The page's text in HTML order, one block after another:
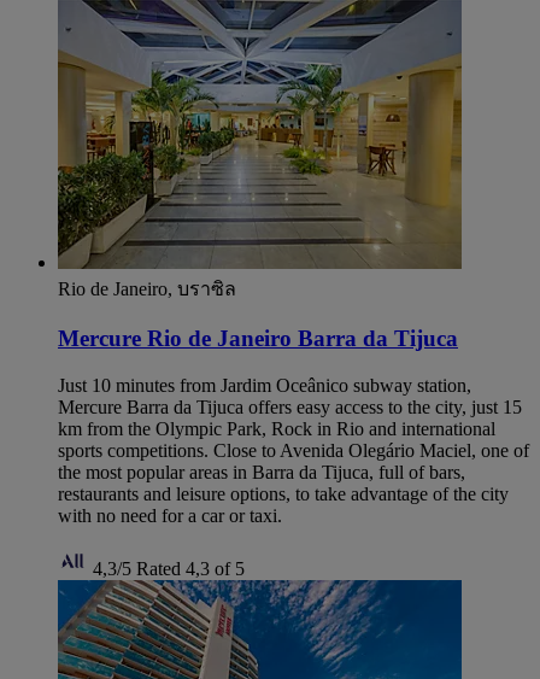
Rio de Janeiro, บราซิล
Mercure Rio de Janeiro Barra da Tijuca
Just 10 minutes from Jardim Oceânico subway station,
Mercure Barra da Tijuca offers easy access to the city, just 15
km from the Olympic Park, Rock in Rio and international
sports competitions. Close to Avenida Olegário Maciel, one of
the most popular areas in Barra da Tijuca, full of bars,
restaurants and leisure options, to take advantage of the city
with no need for a car or taxi.
4,3/5 Rated 4,3 of 5